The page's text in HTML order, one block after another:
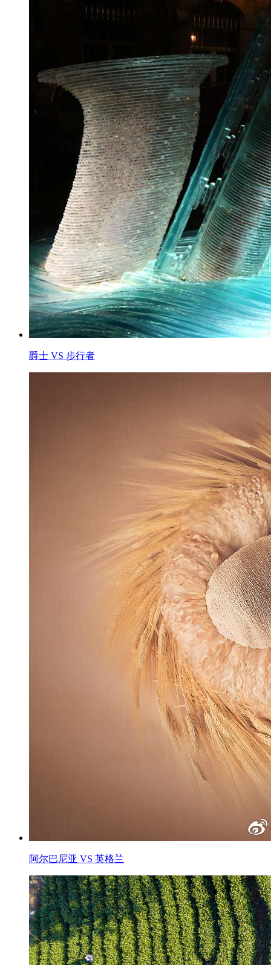
爵士 VS 步行者
阿尔巴尼亚 VS 英格兰